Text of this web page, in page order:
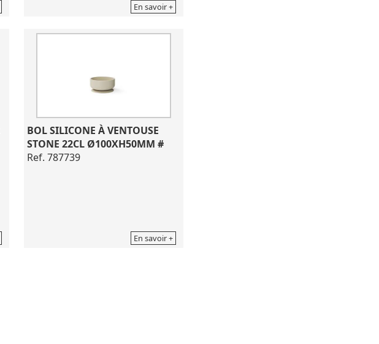
En savoir +
BOL SILICONE À VENTOUSE
STONE 22CL Ø100XH50MM #
Ref. 787739
En savoir +